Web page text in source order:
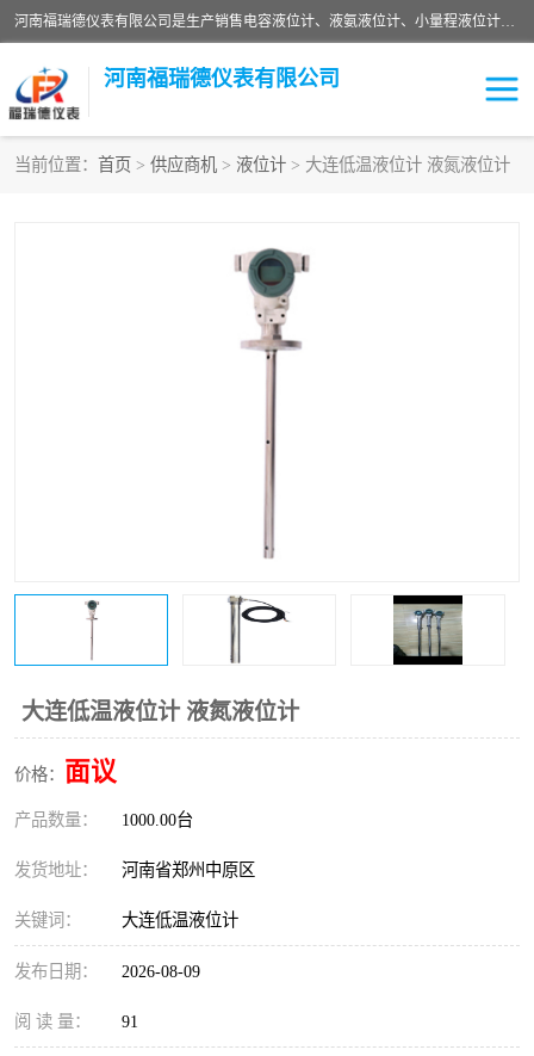
河南福瑞德仪表有限公司是生产销售电容液位计、液氨液位计、小量程液位计定制、智能锅炉水位计、液氮液位计等；并在产品开发、研制的过程中，吸取国内外仪器仪表的技术精华，建立了一支高、精、尖的科研开发队伍，使产品性能不断升级。
河南福瑞德仪表有限公司
当前位置： 首页 > 供应商机 > 液位计 > 大连低温液位计 液氮液位计
大连低温液位计 液氮液位计
价格： 面议
产品数量： 1000.00台
发货地址： 河南省郑州中原区
关键词： 大连低温液位计
发布日期： 2026-08-09
阅 读 量： 91
流量传感器
智能锅炉水位计